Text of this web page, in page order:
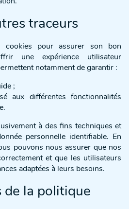
traceurs
pour assurer son bon
une expérience utilisateur
notamment de garantir :
;
aux différentes fonctionnalités
à des fins techniques et
personnelle identifiable. En
pouvons nous assurer que nos
et que les utilisateurs
adaptées à leurs besoins.
la politique